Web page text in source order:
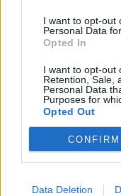
I want to opt-out
Personal Data
Opted In
I want to opt-out
Retention, Sale,
Personal Data
Purposes for
Opted Out
CONFIRM
Data Deletion